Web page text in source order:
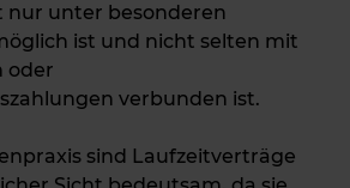
nur unter besonderen
ist und nicht selten mit
oder
verbunden ist.
sind Laufzeitverträge